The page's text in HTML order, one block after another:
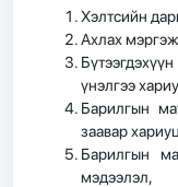
Хэлтсийн
Ахлах
үнэлгээ
Барилгын
заавар
Барилгын
мэдээлэл,